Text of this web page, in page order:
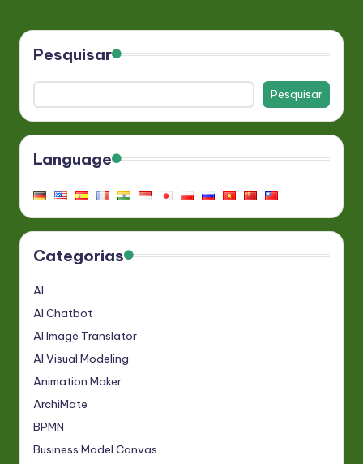
Pesquisar
Pesquisar
Language
Categorias
AI
AI Chatbot
AI Image Translator
AI Visual Modeling
Animation Maker
ArchiMate
BPMN
Business Model Canvas